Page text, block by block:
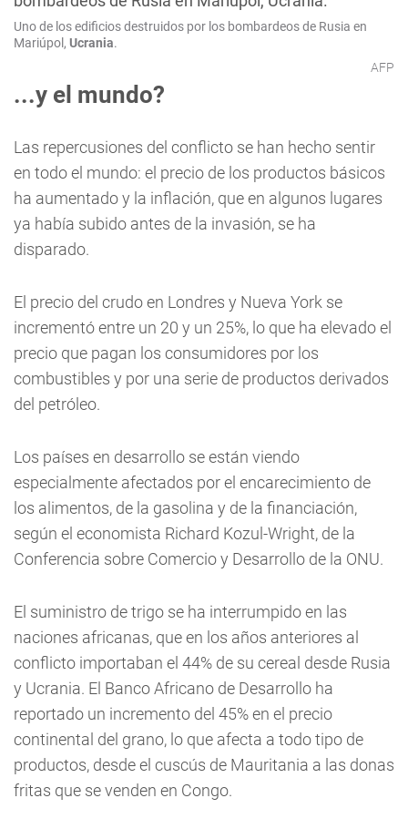
Uno de los edificios destruidos por los bombardeos de Rusia en
Mariúpol, Ucrania.
AFP
...y el mundo?
Las repercusiones del conflicto se han hecho sentir
en todo el mundo: el precio de los productos básicos
ha aumentado y la inflación, que en algunos lugares
ya había subido antes de la invasión, se ha
disparado.
El precio del crudo en Londres y Nueva York se
incrementó entre un 20 y un 25%, lo que ha elevado el
precio que pagan los consumidores por los
combustibles y por una serie de productos derivados
del petróleo.
Los países en desarrollo se están viendo
especialmente afectados por el encarecimiento de
los alimentos, de la gasolina y de la financiación,
según el economista Richard Kozul-Wright, de la
Conferencia sobre Comercio y Desarrollo de la ONU.
El suministro de trigo se ha interrumpido en las
naciones africanas, que en los años anteriores al
conflicto importaban el 44% de su cereal desde Rusia
y Ucrania. El Banco Africano de Desarrollo ha
reportado un incremento del 45% en el precio
continental del grano, lo que afecta a todo tipo de
productos, desde el cuscús de Mauritania a las donas
fritas que se venden en Congo.